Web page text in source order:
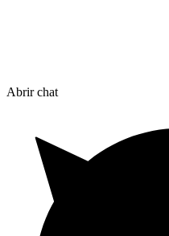
Abrir chat